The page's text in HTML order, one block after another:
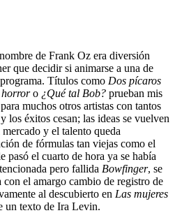
de Frank Oz era diversión
que decidir si animarse a una de
Títulos como Dos pícaros
horroro ¿Qué tal Bob? prueban mis
muchos otros artistas con tantos
los éxitos cesan; las ideas se vuelven
y el talento queda
de fórmulas tan viejas como el
pasó el cuarto de hora ya se había
pero fallida Bowfinger, se
con el amargo cambio de registro de
al descubierto en Las mujeres
un texto de Ira Levin.